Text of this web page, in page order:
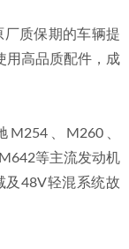
质保期的车辆提
用高品质配件，成
、M260、
等主流发动机
及48V轻混系统故